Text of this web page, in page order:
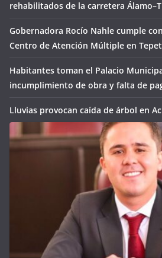
rehabilitados de la carretera
Gobernadora Rocío Nahle cumple
Centro de Atención Múltiple en
Habitantes toman el Palacio
incumplimiento de obra y falta de
Lluvias provocan caída de árbol en